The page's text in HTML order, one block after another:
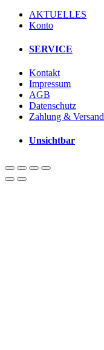
AKTUELLES
Konto
SERVICE
Kontakt
Impressum
AGB
Datenschutz
Zahlung & Versand
Unsichtbar